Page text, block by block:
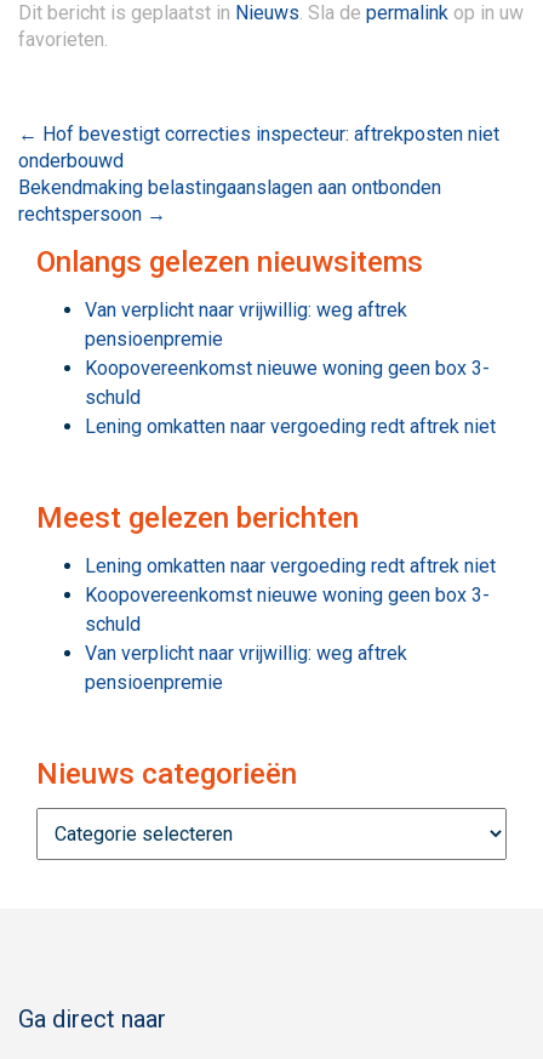
Dit bericht is geplaatst in Nieuws. Sla de permalink op in uw
favorieten.
Bericht
navigatie
← Hof bevestigt correcties inspecteur: aftrekposten niet
onderbouwd
Bekendmaking belastingaanslagen aan ontbonden
rechtspersoon →
Onlangs gelezen nieuwsitems
Van verplicht naar vrijwillig: weg aftrek
pensioenpremie
Koopovereenkomst nieuwe woning geen box 3-
schuld
Lening omkatten naar vergoeding redt aftrek niet
Meest gelezen berichten
Lening omkatten naar vergoeding redt aftrek niet
Koopovereenkomst nieuwe woning geen box 3-
schuld
Van verplicht naar vrijwillig: weg aftrek
pensioenpremie
Nieuws categorieën
categorieën
Ga direct naar